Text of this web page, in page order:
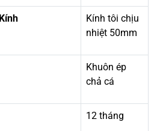
Kính
Kính tôi chịu
nhiệt 50mm
Khuôn ép
chả cá
12 tháng